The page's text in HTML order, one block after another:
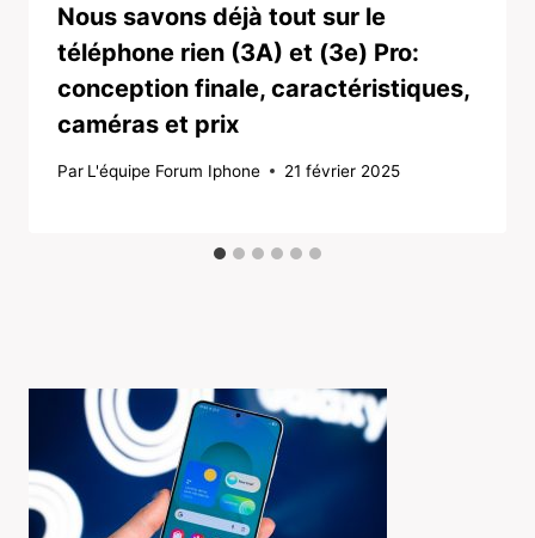
Nous savons déjà tout sur le
téléphone rien (3A) et (3e) Pro:
conception finale, caractéristiques,
caméras et prix
Par L'équipe Forum Iphone 21 février 2025